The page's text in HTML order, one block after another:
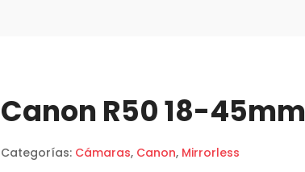
Canon R50 18-45mm
Categorías: Cámaras, Canon, Mirrorless